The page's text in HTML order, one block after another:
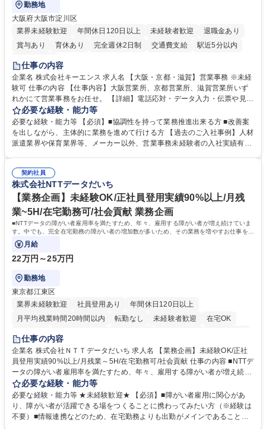
勤務地
大阪府大阪市淀川区
業界未経験歓迎
年間休日120日以上 未経験者歓迎
退職金あり
賞与あり
育休あり 完全週休2日制 交通費支給
駅近5分以内
土日祝休み
仕事の内容
企業名 株式会社キーエンス 求人名 【大阪・京都・滋賀】営業事務 ※未経
験可 仕事の内容 【仕事内容】大阪営業所、京都営業所、滋賀営業所いず
れかにて営業事務をお任せ。 【詳細】電話応対・データ入力・伝票や見積
の作成・カタログ送付・来客対応・営業所内で発生する事務業務や業務改
善をお任せ。 【教育制度】ご入社後、育成担当とペアになりながらOJTに
て業務を覚えていただくことが可能です。業務システムがきちんと構築さ
れているため、スムーズに仕事に慣れることができる環境です。また、
募集職種 【大阪・京都・滋賀】営業事務 ※未経験可
必要な経験・能力等
必要な経験・能力等 【必須】■協調性を持って業務推進出来る方 ■改善案
を出しながら、主体的に業務を進めて行ける方 【過去のご入社事例】人材
派遣業界や保育業界等、メーカー以外、営業事務未経験者の入社実績有
えて、お客様や社員の状況に合わせ、能動的なサポート、改善の動きも期
待され。組織を支えるスペシャリストとして、チームに貢献し、結果的に
社員から頼られる存在になることができます。平均19:30の退勤以降の業
務の持ち帰りも禁止されており、メリハリのある働き方となります。 学
歴・資格 学歴：大学院 大学 高専 短大 語学力： 資格：
契約社員
株式会社NTTデータだいち
【業務企画】未経験OK/正社員登用実績90%以上/月残
業~5H/在宅勤務可/社会貢献 業務企画
■NTTデータの障がい者雇用率を満たすため、年々、雇用する障がい者が増え続けていま
す。中でも、完全在宅勤務の障がい者の増加数が多いため、その業務を増やすお仕事を担
っていただきます。
月給
22万円～25万円
勤務地
東京都江東区
業界未経験歓迎
社員登用あり
年間休日120日以上
月平均残業時間20時間以内
転勤なし 未経験者歓迎
在宅OK
育休あり
完全週休2日制
仕事の内容
企業名 株式会社ＮＴＴデータだいち 求人名 【業務企画】未経験OK/正社
員登用実績90%以上/月残業～5H/在宅勤務可/社会貢献 仕事の内容 ■NTTデ
ータの障がい者雇用率を満たすため、年々、雇用する障がい者が増え続け
ています。中でも、完全在宅勤務の障がい者の増加数が多いため、その業
務を増やすお仕事を担っていただきます。 【詳細】■既存業務の拡大およ
び運用のサポート(オペレーション業務:申請書の作成代行等) ■新規事業・
サービスの企画立案および推進 障がい者の方にどんな仕事があると良いか
必要な経験・能力等
必要な経験・能力等 ★未経験歓迎★ 【必須】■障がい者雇用に関心があ
り、障がい者が活躍できる場をつくることに携わってみたい方（※経験は
不要）■情報連携などのため、在宅勤務よりも出勤がメインであることに